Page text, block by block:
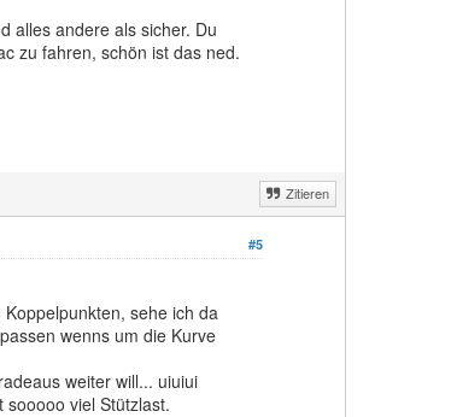
alles andere als sicher. Du
zu fahren, schön ist das ned.
Zitieren
#5
sehe ich da
wenns um die Kurve
weiter will... uiuiui
viel Stützlast.